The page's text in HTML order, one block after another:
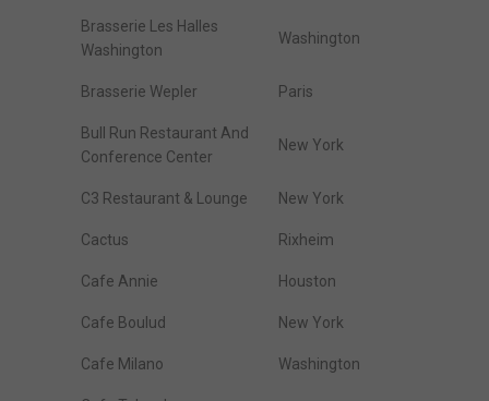
Brasserie Les Halles
Washington
Washington
Brasserie Wepler Paris
Bull Run Restaurant And
Conference Center
New York
C3 Restaurant & Lounge New York
Cactus Rixheim
Cafe Annie Houston
Cafe Boulud New York
Cafe Milano Washington